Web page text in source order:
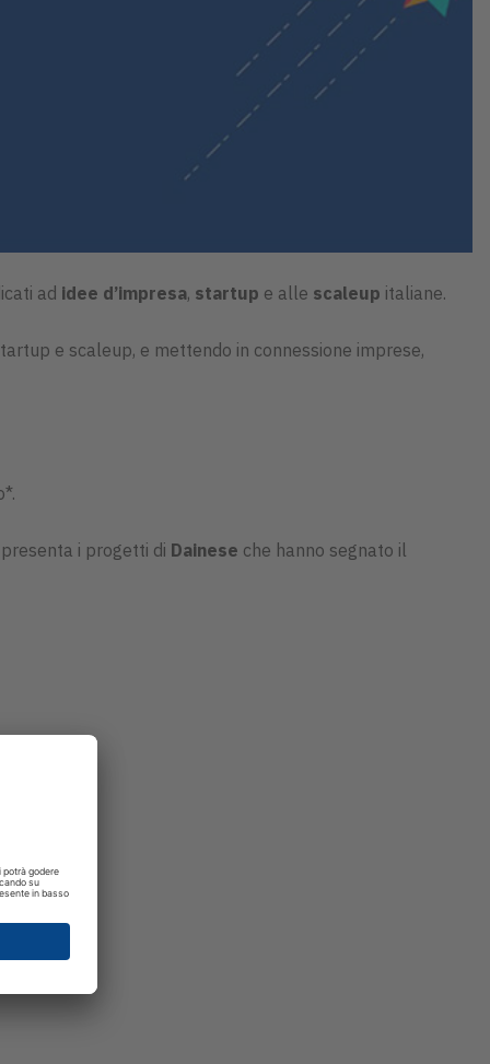
ad idee d’impresa, startup e alle scaleup italiane.
e scaleup, e mettendo in connessione imprese,
i progetti di Dainese che hanno segnato il